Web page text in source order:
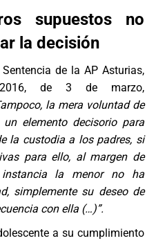
supuestos no
la decisión
de la AP Asturias,
de 3 de marzo,
la mera voluntad de
elemento decisorio para
la custodia a los padres, si
para ello, al margen de
la menor no ha
simplemente su deseo de
con ella (…)”.
a su cumplimiento